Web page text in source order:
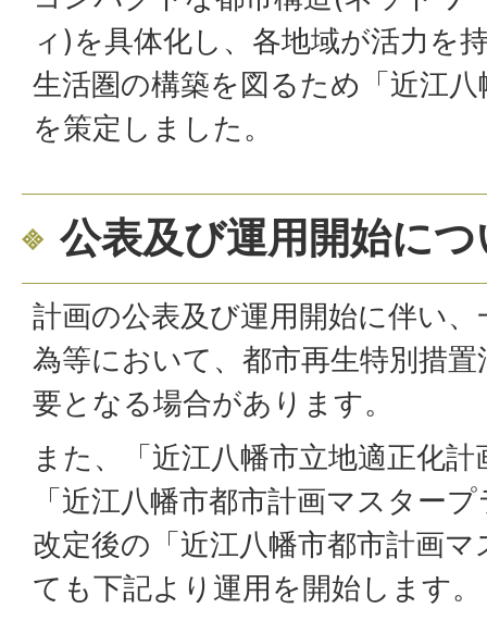
ィ)を具体化し、各地域が活力を
生活圏の構築を図るため「近江
を策定しました。
公表及び運用開始に
計画の公表及び運用開始に伴い
為等において、都市再生特別措
要となる場合があります。
また、「近江八幡市立地適正化
「近江八幡市都市計画マスター
改定後の「近江八幡市都市計画
ても下記より運用を開始します。